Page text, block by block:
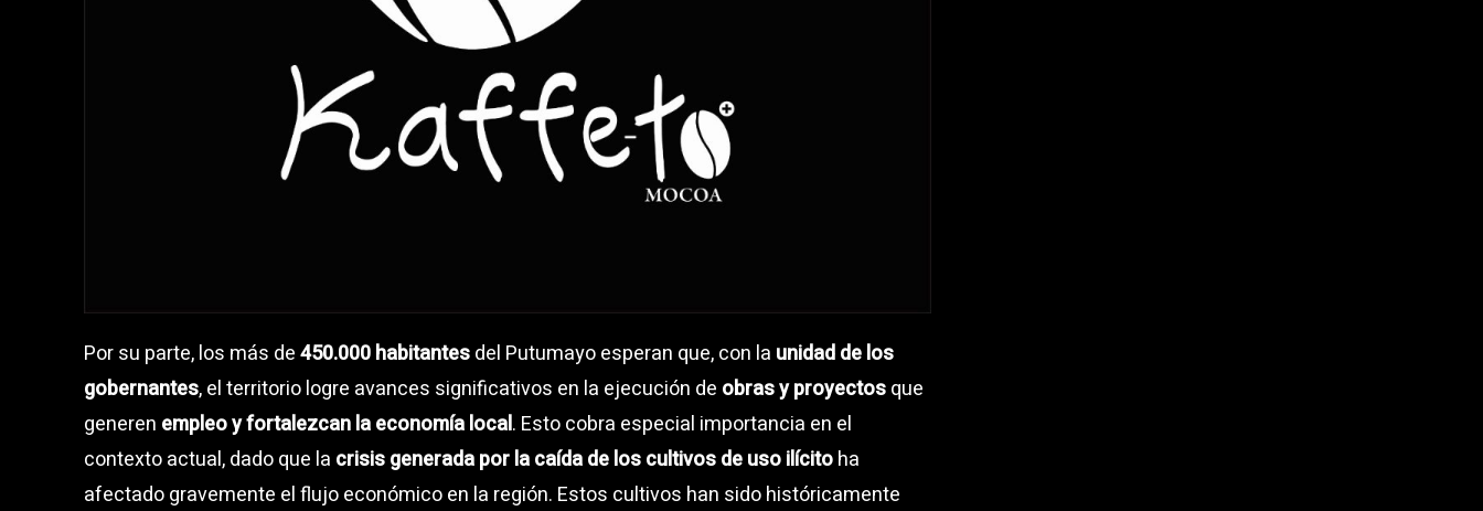
Por su parte, los más de450.000 habitantesdel Putumayo esperan que, con la unidad de los
gobernantes, el territorio logre avances significativos en la ejecución de obras y proyectosque
generen empleo y fortalezcan la economía local. Esto cobra especial importancia en el
contexto actual, dado que la crisis generada por la caída de los cultivos de uso ilícitoha
afectado gravemente el flujo económico en la región. Estos cultivos han sido históricamente